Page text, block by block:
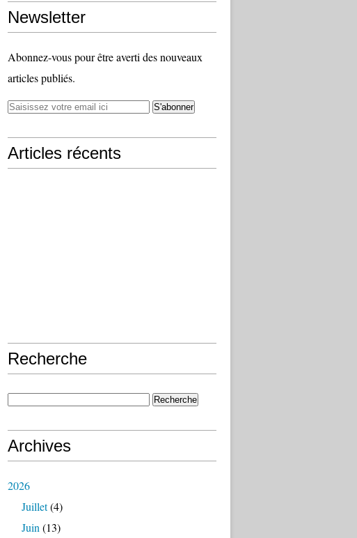
Newsletter
Abonnez-vous pour être averti des nouveaux
articles publiés.
Articles récents
Recherche
Archives
2026
Juillet(4)
Juin (13)